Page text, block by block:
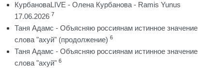
КурбановаLIVE - Олена Курбанова - Ramis Yunus
17.06.2026 7
Таня Адамс - Объясняю россиянам истинное значение
слова "ахуй" (продолжение) 6
Таня Адамс - Объясняю россиянам истинное значение
слова "ахуй" 6